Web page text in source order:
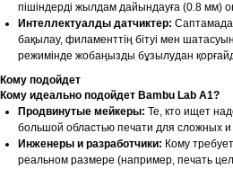
пішіндерді жылдам дайындауға (0.8 мм)
Интеллектуалды датчиктер:
бақылау, филаменттің бітуі мен
режимінде жобаңызды бұзылудан
Кому подойдет
Кому идеально подойдет Bambu Lab A1?
Продвинутые мейкеры: Те, кто ищет
большой областью печати для сложных
Инженеры и разработчики: Кому
реальном размере (например, печать